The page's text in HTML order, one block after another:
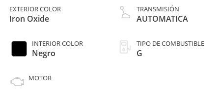
EXTERIOR COLOR
Iron Oxide
INTERIOR COLOR
Negro
MOTOR
TRANSMISIÓN
AUTOMATICA
TIPO DE COMBUSTIBLE
G